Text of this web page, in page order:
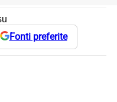
Fonti preferite